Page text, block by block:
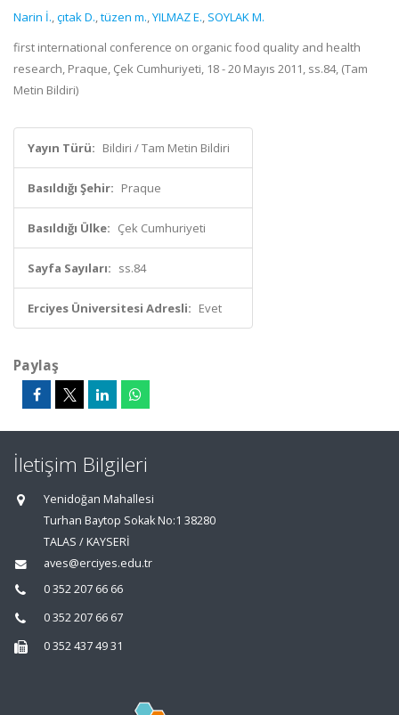
Narin İ.,çıtak D.,tüzen m.,YILMAZ E., SOYLAK M.
first international conference on organic food quality and health
research, Praque, Çek Cumhuriyeti, 18 - 20 Mayıs 2011, ss.84, (Tam
Metin Bildiri)
Yayın Türü: Bildiri / Tam Metin Bildiri
Basıldığı Şehir: Praque
Basıldığı Ülke: Çek Cumhuriyeti
Sayfa Sayıları: ss.84
Erciyes Üniversitesi Adresli: Evet
Paylaş
İletişim Bilgileri
Yenidoğan Mahallesi
Turhan Baytop Sokak No:1 38280
TALAS / KAYSERİ
aves@erciyes.edu.tr
0 352 207 66 66
0 352 207 66 67
0 352 437 49 31